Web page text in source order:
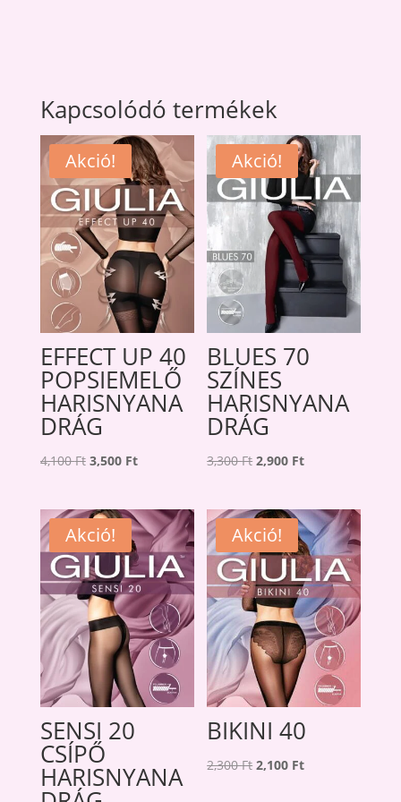
Kapcsolódó termékek
Akció!
EFFECT UP 40
POPSIEMELŐ
HARISNYANA
DRÁG
4,100Ft Original
was:
4,100 Ft.
3,500 FtCurrent
is:
3,500 Ft.
Akció!
BLUES 70
SZÍNES
HARISNYANA
DRÁG
3,300Ft Original
was:
3,300 Ft.
2,900 FtCurrent
is:
2,900 Ft.
Akció!
SENSI 20
CSÍPŐ
HARISNYANA
Akció!
BIKINI 40
2,300Ft Original
2,100 FtCurrent